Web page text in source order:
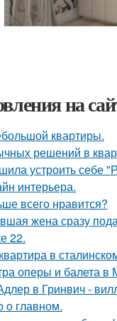
на
квартиры.
решений в
устроить себе
интерьера.
всего нравится?
жена сразу
22.
в
оперы и балета в
в Гринвич -
о главном.